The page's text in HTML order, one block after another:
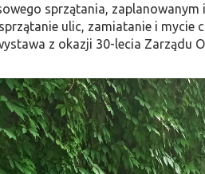
sprzątania,
ulic, zamiatanie i
z okazji 30-lecia Zarządu